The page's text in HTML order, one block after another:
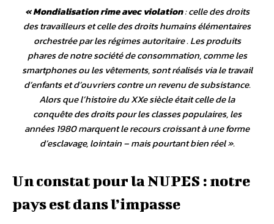
« Mondialisation rime avec violation: celle des droits
des travailleurs et celle des droits humains élémentaires
orchestrée par les régimes autoritaire . Les produits
phares de notre société de consommation, comme les
smartphones ou les vêtements, sont réalisés via le travail
d’enfants et d’ouvriers contre un revenu de subsistance.
Alors que l’histoire du XXe siècle était celle de la
conquête des droits pour les classes populaires, les
années 1980 marquent le recours croissant à une forme
d’esclavage, lointain – mais pourtant bien réel ».
Un constat pour la NUPES : notre
pays est dans l’impasse